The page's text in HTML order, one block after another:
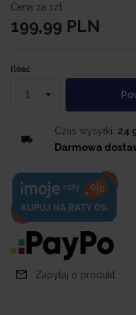
Cena za szt
199,99 PLN
Ilość
Czas wysyłki: 24
Darmowa
Zapytaj o produkt